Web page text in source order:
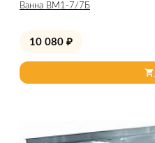
Ванна ВМ1-7/7Б
10 080 ₽